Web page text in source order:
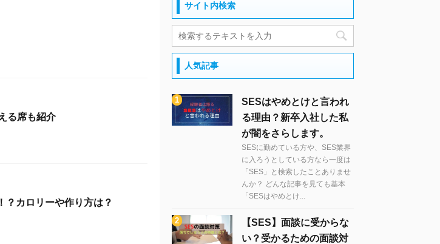
る席も紹介
？カロリーや作り方は？
サイト内検索
人気記事
SESはやめとけと言われ
る理由？新卒入社した私
が闇をさらします。
SESに勤めている方や、SES業界
に入ろうとしている方なら一度は
「SES」と検索したことありませ
んか？ どんな記事を見ても基本
「SESはやめとけ...
【SES】面談に受からな
い？受かるための面談対